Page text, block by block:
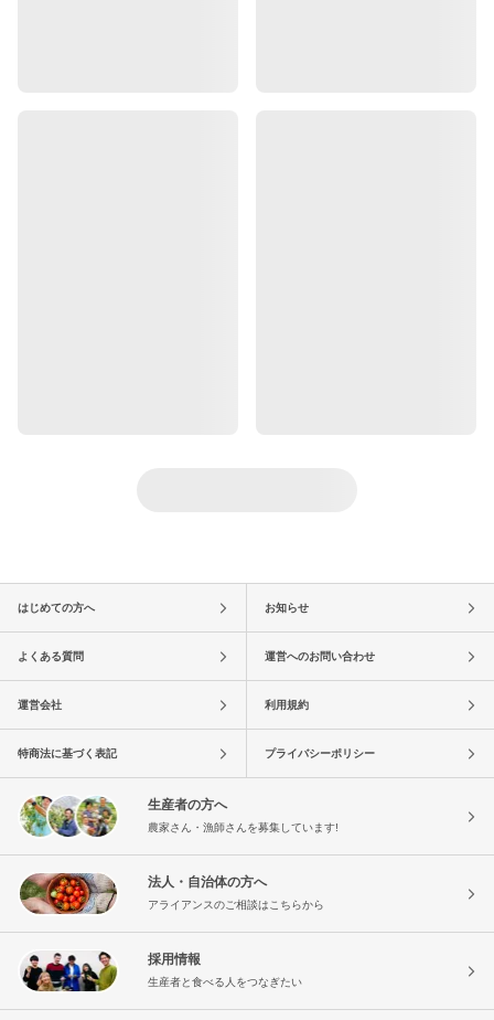
はじめての方へ お知らせ
よくある質問 運営へのお問い合わせ
運営会社 利用規約
特商法に基づく表記 プライバシーポリシー
生産者の方へ
農家さん・漁師さんを募集しています!
法人・自治体の方へ
アライアンスのご相談はこちらから
採用情報
生産者と食べる人をつなぎたい